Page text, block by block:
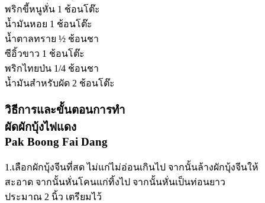
พริกขี้หนูหั่น 1 ช้อนโต๊ะ
น้ำมันหอย 1 ช้อนโต๊ะ
น้ำตาลทราย ½ ช้อนชา
ซีอิ้วขาว 1 ช้อนโต๊ะ
พริกไทยป่น 1/4 ช้อนชา
น้ำมันสำหรับผัด 2 ช้อนโต๊ะ
วิธีการและขั้นตอนการทำ
ผัดผักบุ้งไฟแดง
Pak Boong Fai Dang
1.เลือกผักบุ้งจีนที่สด ไม่แก่ไม่อ่อนเกินไป จากนั้นล้างผักบุ้งจีนให้
สะอาด จากนั้นหั่นโคนแก่ทิ้งไป จากนั้นหั่นเป็นท่อนยาว
ประมาณ 2 นิ้ว เตรียมไว้